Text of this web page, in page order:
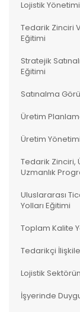
Lojistik
Tedarik Zinciri
Eğitimi
Stratejik
Eğitimi
Satınalma
Üretim
Üretim
Tedarik Zinciri,
Uzmanlık
Uluslararası
Yolları Eğitimi
Toplam Kalite
Tedarikçi
Lojistik
İşyerinde